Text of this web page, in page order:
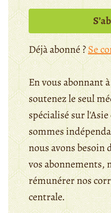
Déjà abonné ?Se
En vous abonnant
soutenez le seul
spécialisé sur
sommes
nous avons besoin
vos abonnements,
rémunérer nos
centrale.